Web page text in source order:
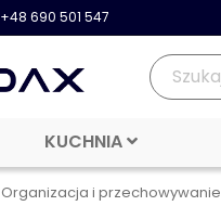
+48 690 501 547
KUCHNIA
Organizacja i przechowywanie